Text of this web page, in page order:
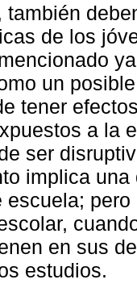
también
de los
un
tener
a la
ser
implica
escuela;
en sus
estudios.